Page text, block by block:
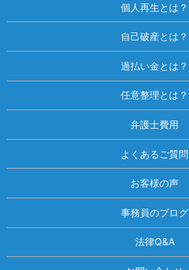
個人再生とは？
自己破産とは？
過払い金とは？
任意整理とは？
弁護士費用
よくあるご質問
お客様の声
事務員のブログ
法律Q&A